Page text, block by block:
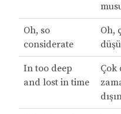
Oh, so
considerate
Oh,
In too deep
and lost in time
Çok